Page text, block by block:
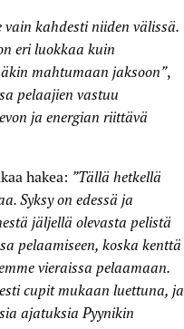
vain kahdesti niiden välissä.
eri luokkaa kuin
mahtumaan jaksoon”,
pelaajien vastuu
ja energian riittävä
hakea: ”Tällä hetkellä
Syksy on edessä ja
jäljellä olevasta pelistä
pelaamiseen, koska kenttä
vieraissa pelaamaan.
cupit mukaan luettuna, ja
ajatuksia Pyynikin